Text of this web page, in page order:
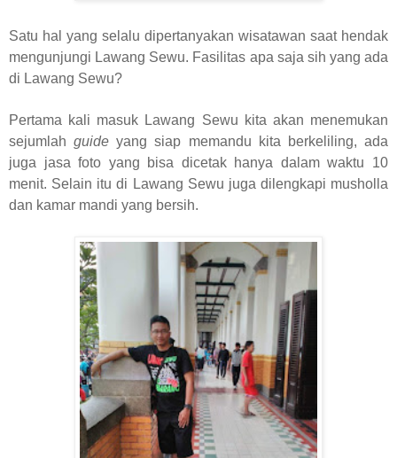
Satu hal yang selalu dipertanyakan wisatawan saat hendak
mengunjungi Lawang Sewu. Fasilitas apa saja sih yang ada
di Lawang Sewu?
Pertama kali masuk Lawang Sewu kita akan menemukan
sejumlahguide yang siap memandu kita berkeliling, ada
juga jasa foto yang bisa dicetak hanya dalam waktu 10
menit. Selain itu di Lawang Sewu juga dilengkapi musholla
dan kamar mandi yang bersih.